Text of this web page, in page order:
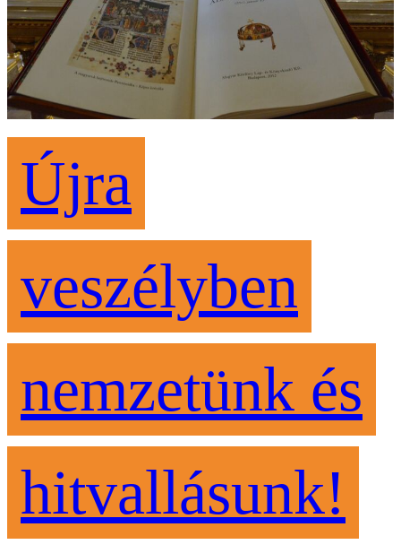
Újra
veszélyben
nemzetünk és
hitvallásunk!